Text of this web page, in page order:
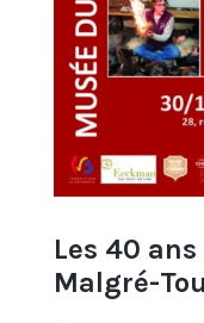
Les 40
Malgré-